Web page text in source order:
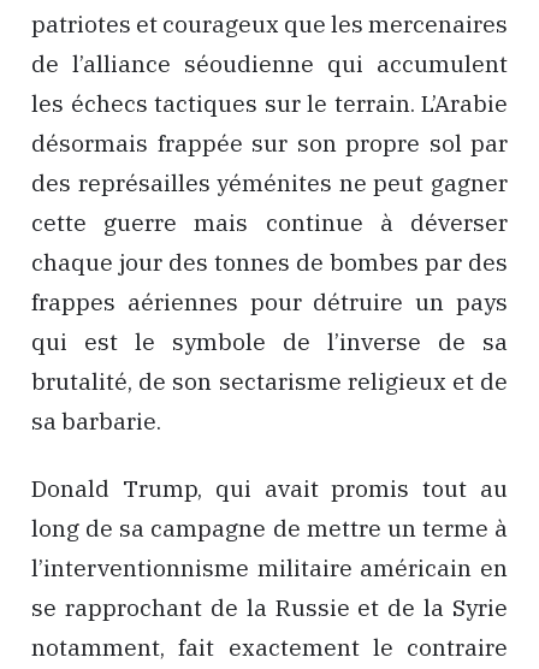
patriotes et courageux que les mercenaires
de l’alliance séoudienne qui accumulent
les échecs tactiques sur le terrain. L’Arabie
désormais frappée sur son propre sol par
des représailles yéménites ne peut gagner
cette guerre mais continue à déverser
chaque jour des tonnes de bombes par des
frappes aériennes pour détruire un pays
qui est le symbole de l’inverse de sa
brutalité, de son sectarisme religieux et de
sa barbarie.
Donald Trump, qui avait promis tout au
long de sa campagne de mettre un terme à
l’interventionnisme militaire américain en
se rapprochant de la Russie et de la Syrie
notamment, fait exactement le contraire